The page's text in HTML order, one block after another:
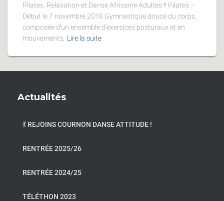
Pilates, Relaxation et Danse Africaine Adultes !! Pilates –
Début le 7 novembre 2018 Gymnastique douce du corps,
composée d’un ensemble d’exercices posturaux et en
mouvements,
Lire la suite
Actualités
💃 REJOINS COURNON DANSE ATTITUDE !
RENTRÉE 2025/26
RENTRÉE 2024/25
TÉLÉTHON 2023